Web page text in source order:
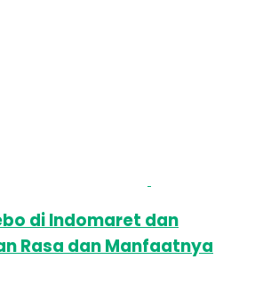
di Indomaret dan
Rasa dan Manfaatnya